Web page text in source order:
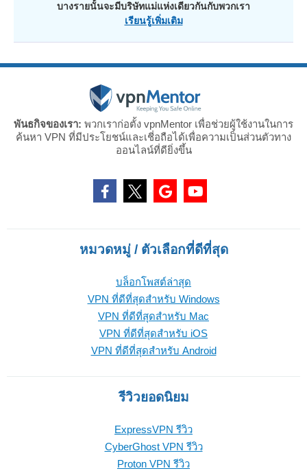
บางรายนั้นจะมีบริษัทแม่แห่งเดียวกันกับพวกเรา
เรียนรู้เพิ่มเติม
พันธกิจของเรา: พวกเราก่อตั้ง vpnMentor เพื่อช่วยผู้ใช้งานในการ
ค้นหา VPN ที่มีประโยชน์และเชี่อถือได้เพื่อความเป็นส่วนตัวทาง
ออนไลน์ที่ดียิ่งขึ้น
หมวดหมู่ / ตัวเลือกที่ดีที่สุด
บล็อกโพสต์ล่าสุด
VPN ที่ดีที่สุดสำหรับ Windows
VPN ที่ดีที่สุดสำหรับ Mac
VPN ที่ดีที่สุดสำหรับ iOS
VPN ที่ดีที่สุดสำหรับ Android
รีวิวยอดนิยม
ExpressVPN รีวิว
CyberGhost VPN รีวิว
Proton VPN รีวิว